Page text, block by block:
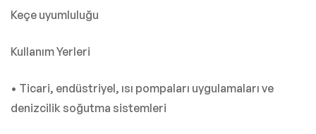
Keçe uyumluluğu
Kullanım Yerleri
• Ticari, endüstriyel, ısı pompaları uygulamaları ve
denizcilik soğutma sistemleri